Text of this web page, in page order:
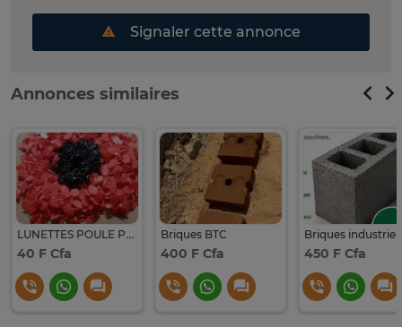
Signaler cette annonce
Annonces similaires
LUNETTES POULE PONDEUSE
40 F Cfa
Briques BTC
400 F Cfa 450 F Cfa